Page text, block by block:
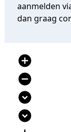
aanmelden
dan graag
add_circle
remove_circle
expand_circle_down
expand_circle_down